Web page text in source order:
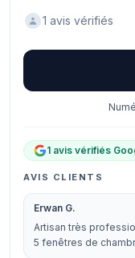
1 avis vérifiés
1 avis vérifiés
AVIS CLIENTS
Erwan G.
Artisan très
5 fenêtres de